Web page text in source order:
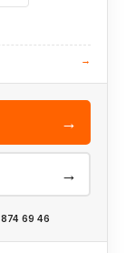
→
→
→
69 46